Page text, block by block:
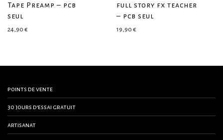
Tape Preamp – pcb
seul
24,90 €
full story fx teacher
– pcb seul
19,90 €
points de vente
30 jours d’essai gratuit
artisanat